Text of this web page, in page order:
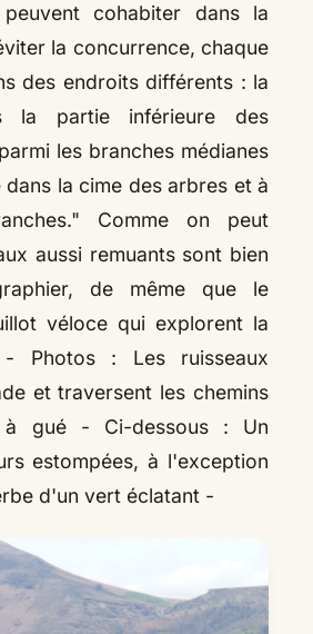
cohabiter dans la
la concurrence, chaque
des endroits différents : la
la partie inférieure des
les branches médianes
dans la cime des arbres et à
Comme on peut
aussi remuants sont bien
de même que le
véloce qui explorent la
- Photos : Les ruisseaux
et traversent les chemins
gué - Ci-dessous : Un
estompées, à l'exception
d'un vert éclatant -